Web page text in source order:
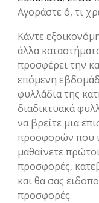
Αγοράστε ό, τι
Κάντε
άλλα
προσφέρει την
επόμενη
φυλλάδια της
διαδικτυακά
να βρείτε μια
προσφορών που
μαθαίνετε
προσφορές,
και θα σας
προσφορές.